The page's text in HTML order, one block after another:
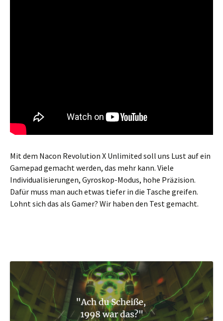
Mit dem Nacon Revolution X Unlimited soll uns Lust auf ein
Gamepad gemacht werden, das mehr kann. Viele
Individualisierungen, Gyroskop-Modus, hohe Präzision.
Dafür muss man auch etwas tiefer in die Tasche greifen.
Lohnt sich das als Gamer? Wir haben den Test gemacht.